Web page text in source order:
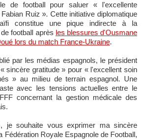
de football pour saluer « l'excellente
Ruiz ». Cette initiative diplomatique
constitue une pique indirecte à la
football après les blessures d'Ousmane
lors du match France-Ukraine.
par les médias espagnols, le président
sincère gratitude » pour « l'excellent soin
» au milieu de terrain espagnol. Une
avec les tensions actuelles entre le
concernant la gestion médicale des
je souhaite vous exprimer ma sincère
Fédération Royale Espagnole de Football,